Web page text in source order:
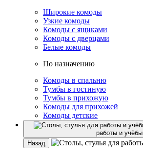
Широкие комоды
Узкие комоды
Комоды с ящиками
Комоды с дверцами
Белые комоды
По назначению
Комоды в спальню
Тумбы в гостиную
Тумбы в прихожую
Комоды для прихожей
Комоды детские
работы и учёбы
Назад